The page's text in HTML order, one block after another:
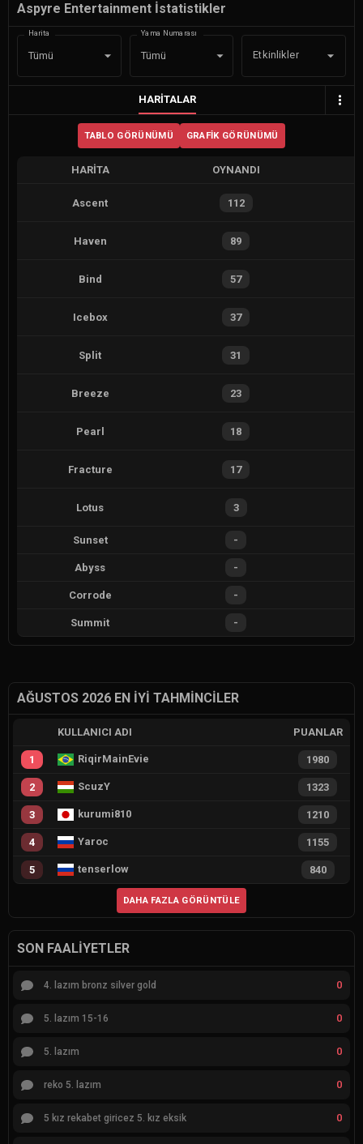
Aspyre Entertainment İstatistikler
Harita
Tümü
Yama Numarası
Tümü Etkinlikler
HARITALAR
TABLO GÖRÜNÜMÜ GRAFIK GÖRÜNÜMÜ
HARITA OYNANDI
Ascent 112
Haven 89
Bind 57
Icebox 37
Split 31
Breeze 23
Pearl 18
Fracture 17
Lotus 3
Sunset -
Abyss -
Corrode -
Summit -
AĞUSTOS 2026 EN İYI TAHMINCILER
KULLANICI ADI PUANLAR
1 RiqirMainEvie 1980
2 ScuzY 1323
3 kurumi810 1210
4 Yaroc 1155
5 tenserlow 840
DAHA FAZLA GÖRÜNTÜLE
SON FAALIYETLER
4. lazım bronz silver gold 0
5. lazım 15-16 0
5. lazım 0
reko 5. lazım 0
5 kız rekabet giricez 5. kız eksik 0